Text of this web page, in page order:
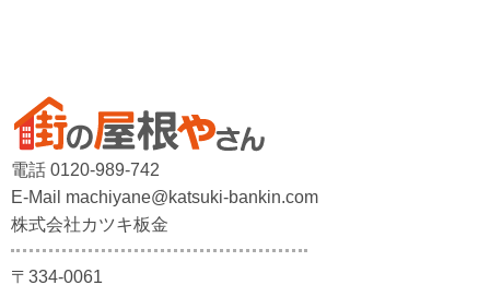
電話 0120-989-742
E-Mail machiyane@katsuki-bankin.com
株式会社カツキ板金
〒334-0061